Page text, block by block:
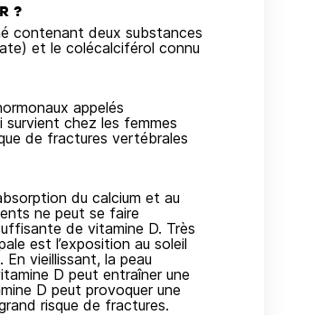
?
contenant deux substances
et le colécalciférol connu
appelés
survient chez les femmes
de fractures vertébrales
du calcium et au
ne peut se faire
de vitamine D. Très
est l’exposition au soleil
vieillissant, la peau
D peut entraîner une
D peut provoquer une
risque de fractures.